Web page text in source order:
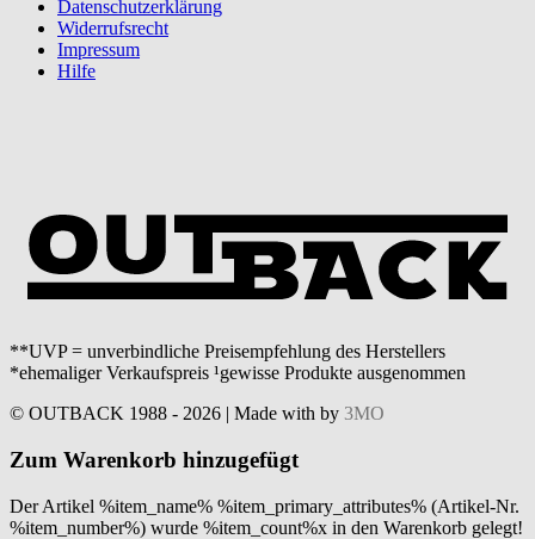
Datenschutzerklärung
Widerrufsrecht
Impressum
Hilfe
**UVP = unverbindliche Preisempfehlung des Herstellers
*ehemaliger Verkaufspreis ¹gewisse Produkte ausgenommen
© OUTBACK 1988 - 2026 | Made with by 3MO
Zum Warenkorb hinzugefügt
Der Artikel %item_name% %item_primary_attributes% (Artikel-Nr.
%item_number%) wurde %item_count%x in den Warenkorb gelegt!